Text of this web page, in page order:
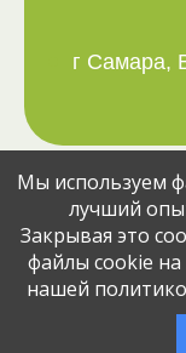
г Самара,
Поделитесь
© Jobcart, 2023
Эта вакансия
Мы используем
лучший
Закрывая это
файлы cookie на
нашей